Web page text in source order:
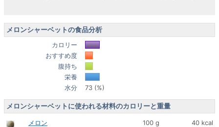
メロンシャーベットの食品分析
カロリー
おすすめ度
腹持ち
栄養
水分
73 (%)
メロンシャーベットに使われる材料のカロリーと重量
メロン 100 g
40 kcal